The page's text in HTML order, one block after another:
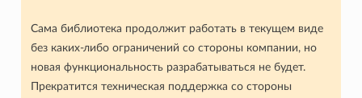
Сама библиотека продолжит работать в текущем виде
без каких-либо ограничений со стороны компании, но
новая функциональность разрабатываться не будет.
Прекратится техническая поддержка со стороны